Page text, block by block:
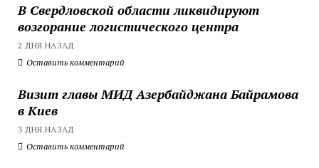
В Свердловской области ликвидируют
возгорание логистического центра
2 ДНЯ НАЗАД
Оставить комментарий
Визит главы МИД Азербайджана Байрамова
в Киев
3 ДНЯ НАЗАД
Оставить комментарий